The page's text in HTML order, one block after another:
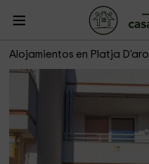
Alojamientos en Platja D'aro